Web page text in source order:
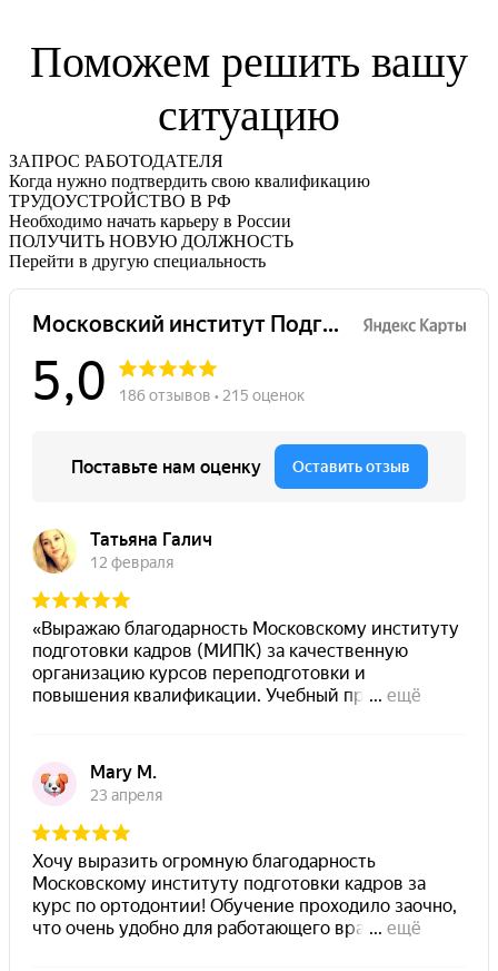
Поможем решить вашу
ситуацию
ЗАПРОС РАБОТОДАТЕЛЯ
Когда нужно подтвердить свою квалификацию
ТРУДОУСТРОЙСТВО В РФ
Необходимо начать карьеру в России
ПОЛУЧИТЬ НОВУЮ ДОЛЖНОСТЬ
Перейти в другую специальность